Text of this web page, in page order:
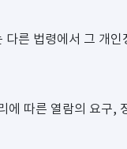
른 법령에서 그 개
따른 열람의 요구,